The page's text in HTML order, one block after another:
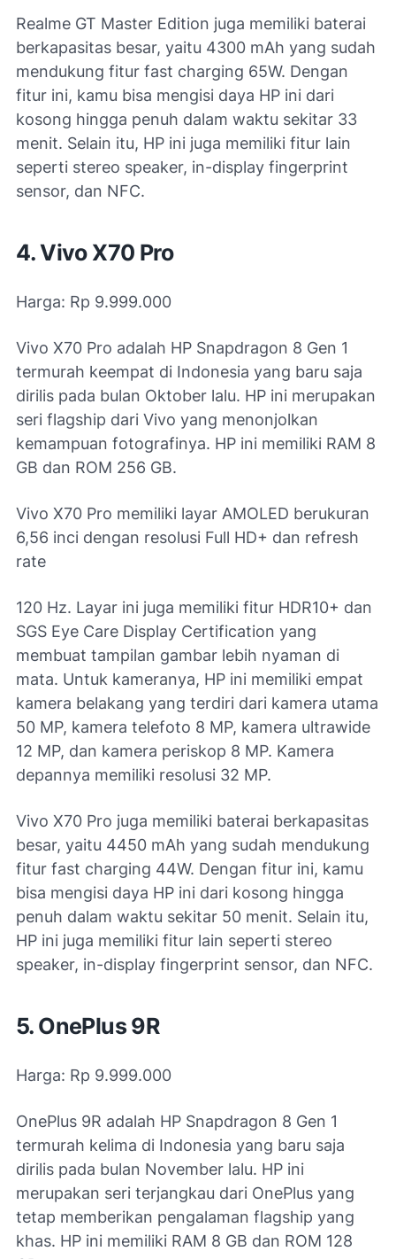
Realme GT Master Edition juga memiliki baterai
berkapasitas besar, yaitu 4300 mAh yang sudah
mendukung fitur fast charging 65W. Dengan
fitur ini, kamu bisa mengisi daya HP ini dari
kosong hingga penuh dalam waktu sekitar 33
menit. Selain itu, HP ini juga memiliki fitur lain
seperti stereo speaker, in-display fingerprint
sensor, dan NFC.
4. Vivo X70 Pro
Harga: Rp 9.999.000
Vivo X70 Pro adalah HP Snapdragon 8 Gen 1
termurah keempat di Indonesia yang baru saja
dirilis pada bulan Oktober lalu. HP ini merupakan
seri flagship dari Vivo yang menonjolkan
kemampuan fotografinya. HP ini memiliki RAM 8
GB dan ROM 256 GB.
Vivo X70 Pro memiliki layar AMOLED berukuran
6,56 inci dengan resolusi Full HD+ dan refresh
rate
120 Hz. Layar ini juga memiliki fitur HDR10+ dan
SGS Eye Care Display Certification yang
membuat tampilan gambar lebih nyaman di
mata. Untuk kameranya, HP ini memiliki empat
kamera belakang yang terdiri dari kamera utama
50 MP, kamera telefoto 8 MP, kamera ultrawide
12 MP, dan kamera periskop 8 MP. Kamera
depannya memiliki resolusi 32 MP.
Vivo X70 Pro juga memiliki baterai berkapasitas
besar, yaitu 4450 mAh yang sudah mendukung
fitur fast charging 44W. Dengan fitur ini, kamu
bisa mengisi daya HP ini dari kosong hingga
penuh dalam waktu sekitar 50 menit. Selain itu,
HP ini juga memiliki fitur lain seperti stereo
speaker, in-display fingerprint sensor, dan NFC.
5. OnePlus 9R
Harga: Rp 9.999.000
OnePlus 9R adalah HP Snapdragon 8 Gen 1
termurah kelima di Indonesia yang baru saja
dirilis pada bulan November lalu. HP ini
merupakan seri terjangkau dari OnePlus yang
tetap memberikan pengalaman flagship yang
khas. HP ini memiliki RAM 8 GB dan ROM 128